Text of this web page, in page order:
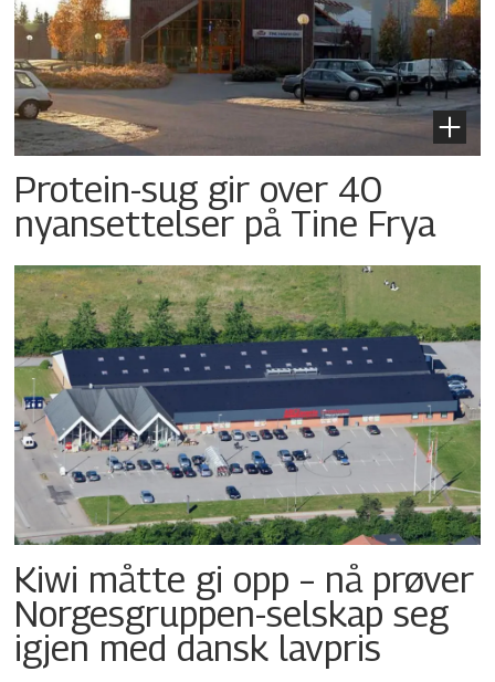
Protein-sug gir over 40
nyansettelser på Tine Frya
Kiwi måtte gi opp – nå prøver
Norgesgruppen-selskap seg
igjen med dansk lavpris